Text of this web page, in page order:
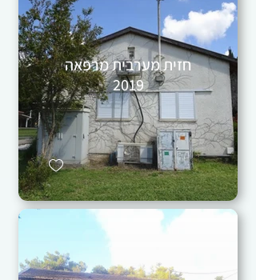
חזית מערבית מרפאה
2019